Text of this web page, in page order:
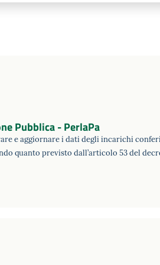
Pubblica - PerlaPa
e aggiornare i dati degli incarichi
quanto previsto dall’articolo 53 del